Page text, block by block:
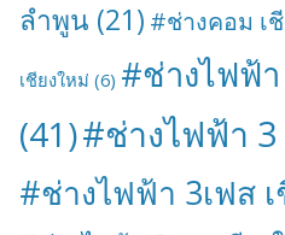
ลำพูน (21) #ช่างคอม เ
เชียงใหม่ (6) #ช่างไฟฟ้า
(41)#ช่างไฟฟ้า
#ช่างไฟฟ้า 3เฟส